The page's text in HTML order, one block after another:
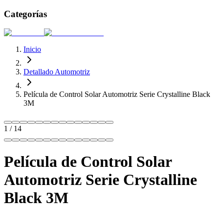
Categorías
Inicio
Detallado Automotriz
Película de Control Solar Automotriz Serie Crystalline Black
3M
1 / 14
Película de Control Solar
Automotriz Serie Crystalline
Black 3M